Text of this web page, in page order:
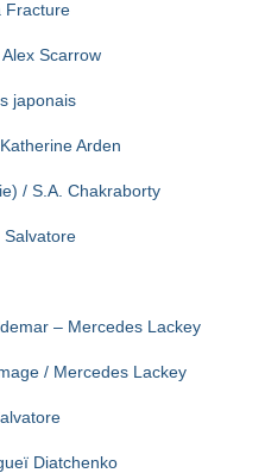
Fracture
Scarrow
japonais
Arden
/ S.A. Chakraborty
Salvatore
– Mercedes Lackey
/ Mercedes Lackey
Diatchenko